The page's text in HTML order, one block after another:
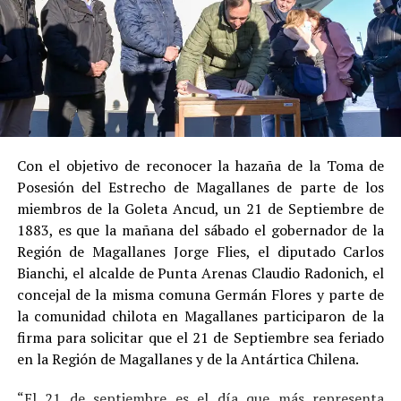
Sucolaboración sustancial con la investigación,
al admitir los hechos.
Suconducta anterior irreprochable , al no
registrar antecedentes penales previos.
Estas circunstancias jurídicas, sumadas al
procedimiento abreviado, redujeron la posibilidad de un
cumplimiento efectivo en recinto penitenciario.
Indemnización a la víctima y nueva investigación
por ocultamiento de bienes
En el ámbito civil, elJuzgado de Letras de Castrodictó
enseptiembre de 2023una sentencia que obliga a
Pedro Montecinos apagar una indemnización total de
$120 millonespor concepto de daño moral:
$80 millonesa favor de la víctima.
Con el objetivo de reconocer la hazaña de la Toma de
Posesión del Estrecho de Magallanes de parte de los
miembros de la Goleta Ancud, un 21 de Septiembre de
1883, es que la mañana del sábado el gobernador de la
Región de Magallanes Jorge Flies, el diputado Carlos
Bianchi, el alcalde de Punta Arenas Claudio Radonich, el
concejal de la misma comuna Germán Flores y parte de
la comunidad chilota en Magallanes participaron de la
firma para solicitar que el 21 de Septiembre sea feriado
en la Región de Magallanes y de la Antártica Chilena.